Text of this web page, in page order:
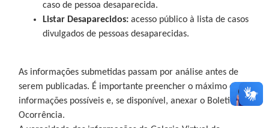
caso de pessoa desaparecida.
Listar Desaparecidos: acesso público à lista de casos
divulgados de pessoas desaparecidas.
As informações submetidas passam por análise antes de
serem publicadas. É importante preencher o máximo de
informações possíveis e, se disponível, anexar o Boletim de
Ocorrência.